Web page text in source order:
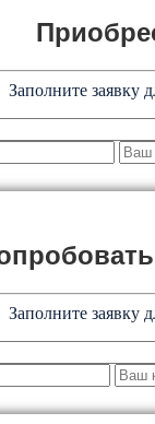
Заполните заявку
Заполните заявку